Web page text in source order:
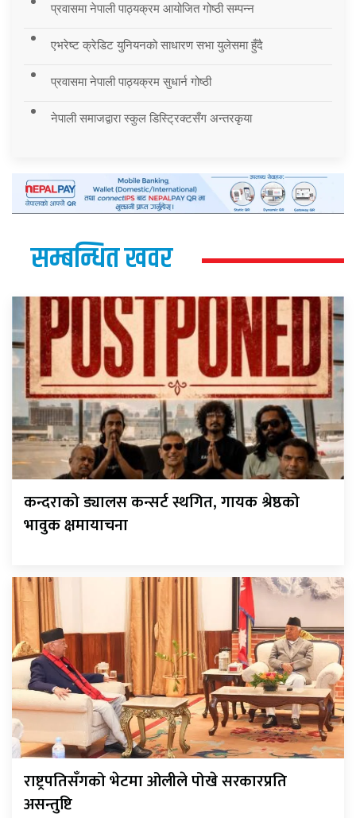
प्रवासमा नेपाली पाठ्यक्रम आयोजित गोष्ठी सम्पन्न
एभरेष्ट क्रेडिट युनियनको साधारण सभा युलेसमा हुँदै
प्रवासमा नेपाली पाठ्यक्रम सुधार्न गोष्ठी
नेपाली समाजद्वारा स्कुल डिस्ट्रिक्टसँग अन्तरकृया
सम्बन्धित खवर
कन्दराको ड्यालस कन्सर्ट स्थगित, गायक श्रेष्ठको
भावुक क्षमायाचना
राष्ट्रपतिसँगको भेटमा ओलीले पोखे सरकारप्रति
असन्तुष्टि